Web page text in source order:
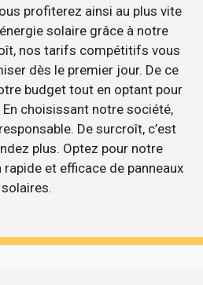
profiterez ainsi au plus vite
solaire grâce à notre
nos tarifs compétitifs vous
dès le premier jour. De ce
budget tout en optant pour
En choisissant notre société,
De surcroît, c’est
plus. Optez pour notre
et efficace de panneaux
solaires.